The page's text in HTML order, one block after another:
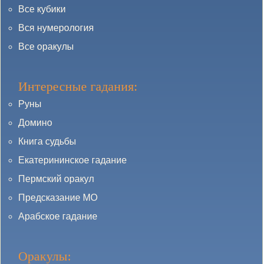
Все кубики
Вся нумерология
Все оракулы
Интересные гадания:
Руны
Домино
Книга судьбы
Екатерининское гадание
Пермский оракул
Предсказание МО
Арабское гадание
Оракулы: